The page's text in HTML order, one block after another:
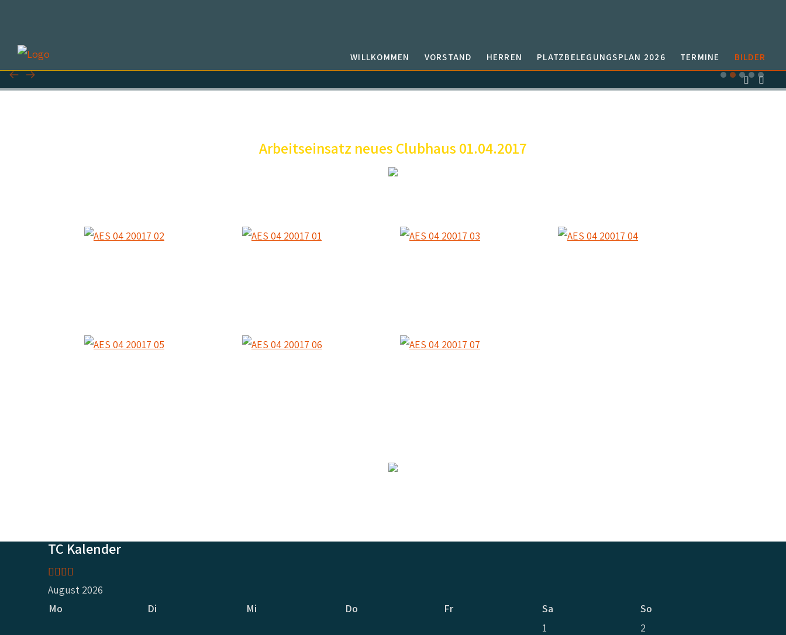
WILLKOMMEN VORSTAND HERREN PLATZBELEGUNGSPLAN 2026 TERMINE BILDER
Arbeitseinsatz neues Clubhaus 01.04.2017
TC Kalender
Vorheriges
Jahr
Vorheriger
Monat
Nächstes
Jahr
Nächstes
Monat
August 2026
Mo
Di Mi Do Fr Sa
So
1
2